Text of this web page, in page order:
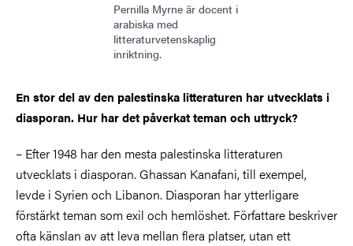
Pernilla Myrne är docent i
arabiska med
litteraturvetenskaplig
inriktning.
En stor del av den palestinska litteraturen har utvecklats i
diasporan. Hur har det påverkat teman och uttryck?
– Efter 1948 har den mesta palestinska litteraturen
utvecklats i diasporan. Ghassan Kanafani, till exempel,
levde i Syrien och Libanon. Diasporan har ytterligare
förstärkt teman som exil och hemlöshet. Författare beskriver
ofta känslan av att leva mellan flera platser, utan ett